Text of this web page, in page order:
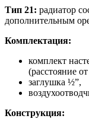
Тип 21: радиатор
дополнительным
Комплектация:
комплект
(расстояние
заглушка ½”,
Конструкция: